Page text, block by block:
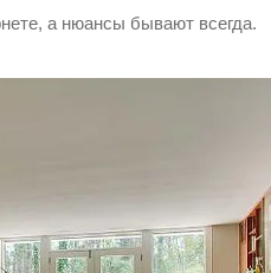
а нюансы бывают всегда.